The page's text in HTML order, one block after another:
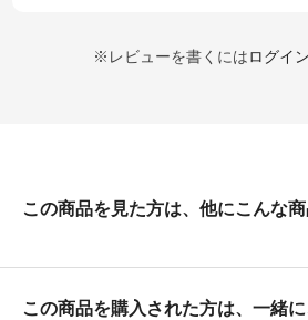
※レビューを書くにはログイン
この商品を見た方は、他にこんな
この商品を購入された方は、一緒